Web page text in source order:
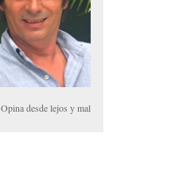
Opina desde lejos y mal